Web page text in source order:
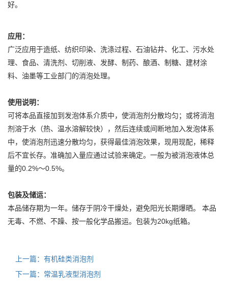
好。
应用：
广泛应用于造纸、纺织印染、洗涤过程、石油钻井、化工、污水处
理、食品、清洗剂、切削液、发酵、制药、酿酒、制糖、建材涂
料、油墨等工业部门的消泡处理。
使用说明：
可将本品直接加到发泡体系介质中，使消泡剂分散均匀；或将消泡
剂溶于水（热、温水溶解较快），然后连续或间断地加入发泡体系
中，使消泡剂迅速分散均匀，获得最佳消泡效果，现用现配，稀释
后不宜长存。准确加入量应通过试验来确定。一般为被消泡液体总
量的0.2%～0.5%。
包装及储运：
本品储存期为一年。储存于阴冷干燥处，避免阳光长期爆晒。 本品
无毒、不燃、不躁、按一般化学品搬运。包装为20kg纸箱。
上一篇：有机硅类消泡剂
下一篇：常温乳液型消泡剂